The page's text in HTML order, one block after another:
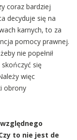
coraz bardziej
decyduje się na
karnych, to za
pomocy prawnej.
nie popełnił
się
więc
obrony
to nie jest de